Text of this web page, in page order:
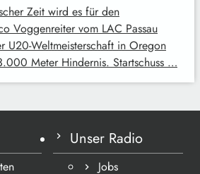
Zeit wird es für den
Voggenreiter vom LAC Passau
U20-Weltmeisterschaft in Oregon
Meter Hindernis. Startschuss …
Unser Radio
Jobs